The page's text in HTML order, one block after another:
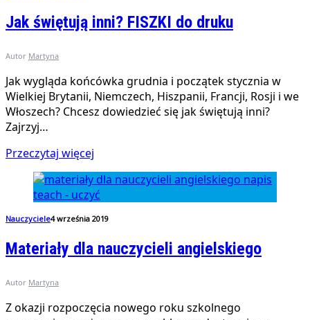
Jak świętują inni? FISZKI do druku
Autor Martyna
Jak wygląda końcówka grudnia i początek stycznia w
Wielkiej Brytanii, Niemczech, Hiszpanii, Francji, Rosji i we
Włoszech? Chcesz dowiedzieć się jak świętują inni?
Zajrzyj…
Przeczytaj więcej
Nauczyciele4 września 2019
Materiały dla nauczycieli angielskiego
Autor Martyna
Z okazji rozpoczęcia nowego roku szkolnego